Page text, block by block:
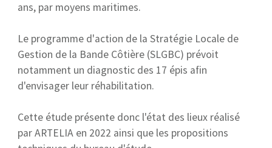
ans, par moyens maritimes.
Le programme d'action de la Stratégie Locale de
Gestion de la Bande Côtière (SLGBC) prévoit
notamment un diagnostic des 17 épis afin
d'envisager leur réhabilitation.
Cette étude présente donc l'état des lieux réalisé
par ARTELIA en 2022 ainsi que les propositions